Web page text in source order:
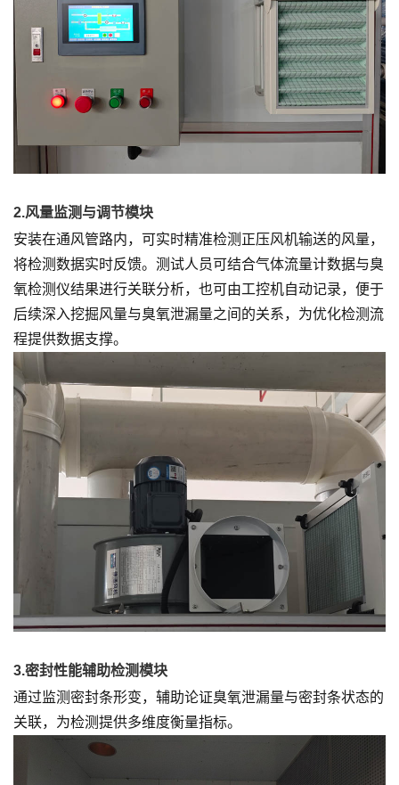
2.风量监测与调节模块
安装在通风管路内，可实时精准检测正压风机输送的风量，
将检测数据实时反馈。测试人员可结合气体流量计数据与臭
氧检测仪结果进行关联分析，也可由工控机自动记录，便于
后续深入挖掘风量与臭氧泄漏量之间的关系，为优化检测流
程提供数据支撑。
3.密封性能辅助检测模块
通过监测密封条形变，辅助论证臭氧泄漏量与密封条状态的
关联，为检测提供多维度衡量指标。